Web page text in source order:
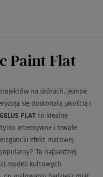
Paint Flat
na skórach, jeansie
się doskonałą jakością i
FLAT to idealne
intensywne i trwałe
efekt matowej
To najbardziej
modeli kultowych